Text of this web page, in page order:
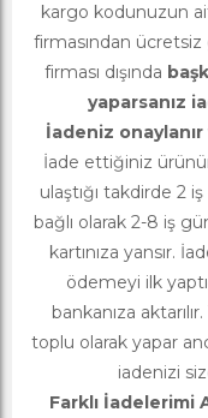
kargo kodunuzun
firmasından
firması dışında
yaparsanız
İadeniz
İade ettiğiniz
ulaştığı takdirde 2
bağlı olarak 2-8 iş
kartınıza yansır.
ödemeyi ilk
bankanıza
toplu olarak yapar
iadenizi
Farklı İadelerimi